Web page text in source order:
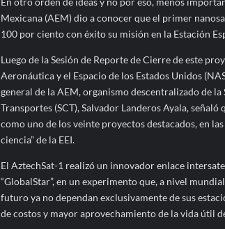
Mexicana (AEM) dio a conocer que el primer
100 por ciento con éxito su misión en la Estación
Luego de la Sesión de Reporte de Cierre de este
Aeronáutica y el Espacio de los Estados Unidos
general de la AEM, organismo descentralizado de
Transportes (SCT), Salvador Landeros Ayala,
como uno de los veinte proyectos destacados, en
ciencia” de la EEI.
El AztechSat-1 realizó un innovador enlace
“GlobalStar”, en un experimento que, a nivel
futuro ya no dependan exclusivamente de sus
de costos y mayor aprovechamiento de la vida útil